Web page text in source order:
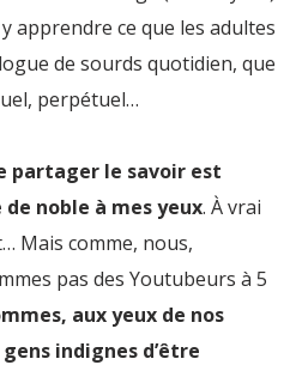
apprendre ce que les adultes
de sourds quotidien, que
perpétuel…
partager le savoir est
noble à mes yeux. À vrai
Mais comme, nous,
pas des Youtubeurs à 5
aux yeux de nos
indignes d’être